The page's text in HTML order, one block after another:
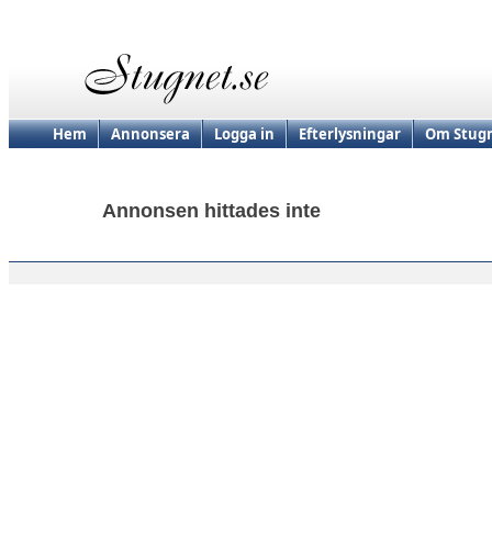
Hem Annonsera Logga in Efterlysningar Om
Annonsen hittades inte